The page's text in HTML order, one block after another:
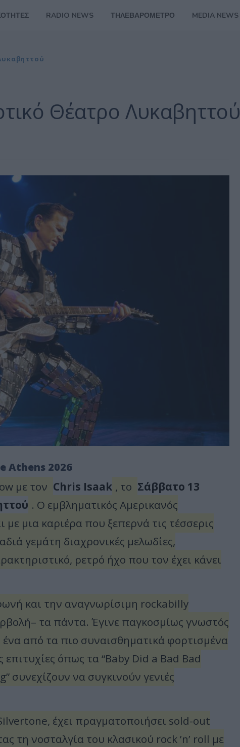
RADIO NEWS ΤΗΛΕΒΑΡΟΜΕΤΡΟ MEDIA NEWS
Θέατρο Λυκαβηττού
Athens 2026
με τον Chris Isaak , το Σάββατο 13
. Ο εμβληματικός Αμερικανός
μια καριέρα που ξεπερνά τις τέσσερις
γεμάτη διαχρονικές μελωδίες,
ρετρό ήχο που τον έχει κάνει
και την αναγνωρίσιμη rockabilly
τα πάντα. Έγινε παγκοσμίως γνωστός
από τα πιο συναισθηματικά φορτισμένα
όπως τα “Baby Did a Bad Bad
συνεχίζουν να συγκινούν γενιές
έχει πραγματοποιήσει sold-out
τη νοσταλγία του κλασικού rock ’n’ roll με